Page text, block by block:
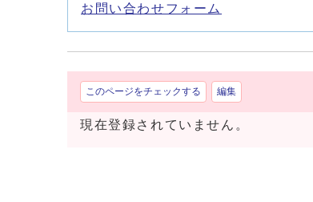
お問い合わせフォーム
このページをチェックする 編集
現在登録されていません。